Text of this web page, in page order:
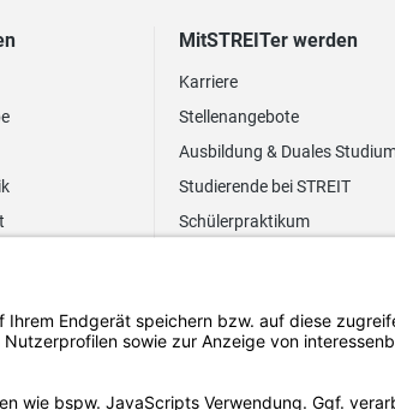
MitSTREITer werden
Karriere
Stellenangebote
Ausbildung & Duales
Studierende bei STREIT
Schülerpraktikum